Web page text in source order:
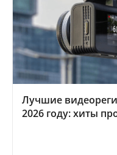
Лучшие
2026 году: хиты